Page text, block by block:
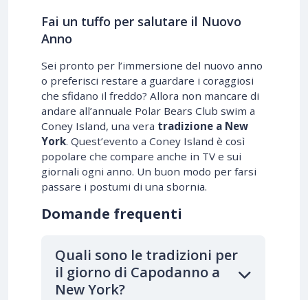
Fai un tuffo per salutare il Nuovo
Anno
Sei pronto per l’immersione del nuovo anno
o preferisci restare a guardare i coraggiosi
che sfidano il freddo? Allora non mancare di
andare all’annuale Polar Bears Club swim a
Coney Island, una vera tradizione a New
York. Quest’evento a Coney Island è così
popolare che compare anche in TV e sui
giornali ogni anno. Un buon modo per farsi
passare i postumi di una sbornia.
Domande frequenti
Quali sono le tradizioni per
il giorno di Capodanno a
New York?